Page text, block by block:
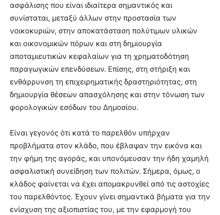
ασφάλισης που είναι ιδιαίτερα σημαντικός και
συνίσταται, μεταξύ άλλων στην προστασία των
νοικοκυριών, στην αποκατάσταση πολύτιμων υλικών
και οικονομικών πόρων και στη δημιουργία
αποταμιευτικών κεφαλαίων για τη χρηματοδότηση
παραγωγικών επενδύσεων. Επίσης, στη στήριξη και
ενθάρρυνση τη επιχειρηματικής δραστηριότητας, στη
δημιουργία θέσεων απασχόλησης και στην τόνωση των
φορολογικών εσόδων του Δημοσίου.
Είναι γεγονός ότι κατά το παρελθόν υπήρχαν
προβλήματα στον κλάδο, που έβλαψαν την εικόνα και
την φήμη της αγοράς, και υπονόμευσαν την ήδη χαμηλή
ασφαλιστική συνείδηση των πολιτών. Σήμερα, όμως, ο
κλάδος φαίνεται να έχει απομακρυνθεί από τις αστοχίες
του παρελθόντος. Έχουν γίνει σημαντικά βήματα για την
ενίσχυση της αξιοπιστίας του, με την εφαρμογή του